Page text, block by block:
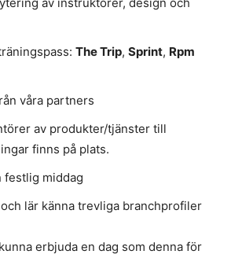
The Trip, Sprint, Rpm
våra partners
av produkter/tjänster till
finns på plats.
festlig middag
lär känna trevliga branchprofiler
erbjuda en dag som denna för